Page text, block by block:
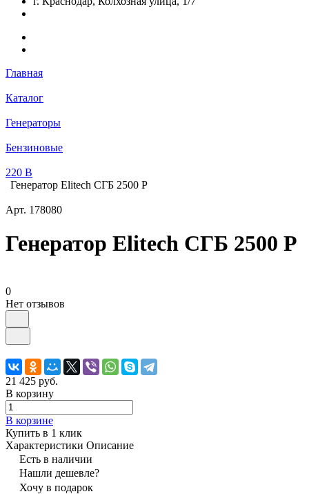
Главная
Каталог
Генераторы
Бензиновые
220 В
Генератор Elitech СГБ 2500 Р
Арт. 178080
Генератор Elitech СГБ 2500 Р
0
Нет отзывов
21 425 руб.
В корзину
В корзине
Купить в 1 клик
Характеристики Описание
Есть в наличии
Нашли дешевле?
Хочу в подарок